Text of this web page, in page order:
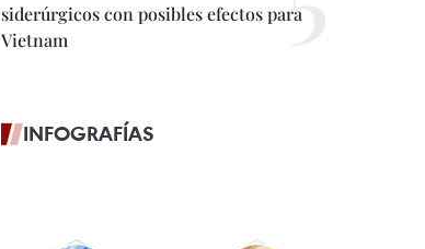
siderúrgicos con posibles efectos para
Vietnam
INFOGRAFÍAS